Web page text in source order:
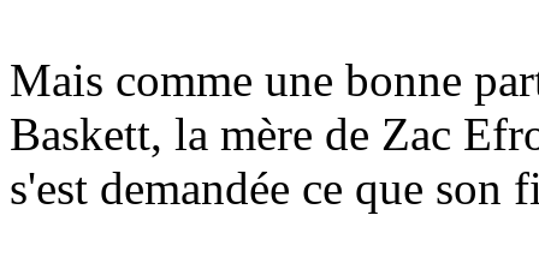
Mais comme une bonne
Baskett, la mère de Zac
s'est demandée ce que son